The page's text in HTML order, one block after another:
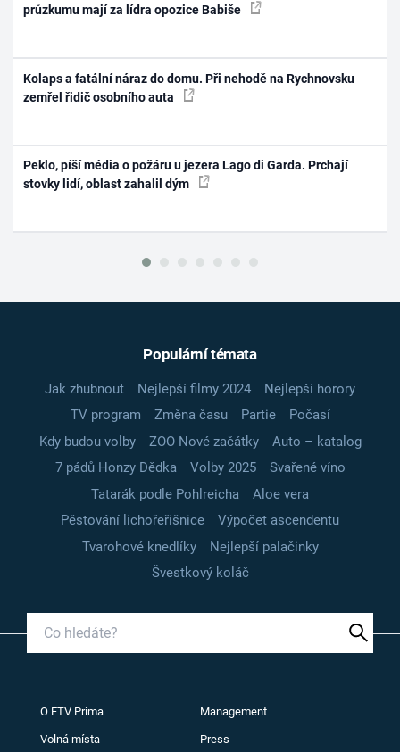
průzkumu mají za lídra opozice Babiše
Kolaps a fatální náraz do domu. Při nehodě na Rychnovsku
zemřel řidič osobního auta
Peklo, píší média o požáru u jezera Lago di Garda. Prchají
stovky lidí, oblast zahalil dým
Populární témata
Jak zhubnout Nejlepší filmy 2024
Nejlepší horory
TV program
Změna času Partie
Počasí
Kdy budou volby
ZOO Nové začátky
Auto – katalog
7 pádů Honzy Dědka
Volby 2025
Svařené víno
Tatarák podle Pohlreicha
Aloe vera
Pěstování lichořeřišnice
Výpočet ascendentu
Tvarohové knedlíky
Nejlepší palačinky
Švestkový koláč
O FTV Prima Management
Volná místa Press